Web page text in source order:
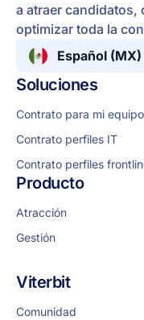
a atraer candidatos,
optimizar toda la
Español (MX)
Soluciones
Contrato para mi equipo
Contrato perfiles IT
Contrato perfiles
Producto
Atracción
Gestión
Viterbit
Comunidad